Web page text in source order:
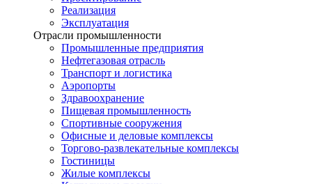
Реализация
Эксплуатация
Отрасли промышленности
Промышленные предприятия
Нефтегазовая отрасль
Транспорт и логистика
Аэропорты
Здравоохранение
Пищевая промышленность
Спортивные сооружения
Офисные и деловые комплексы
Торгово-развлекательные комплексы
Гостиницы
Жилые комплексы